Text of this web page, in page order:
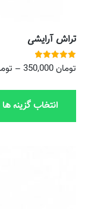
تراش آرایشی
نمره
5.00
تومان –
انتخاب گزینه ها